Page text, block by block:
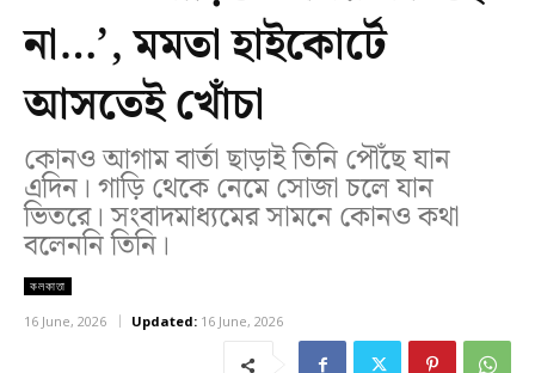
না…’, মমতা হাইকোর্টে
আসতেই খোঁচা
কোনও আগাম বার্তা ছাড়াই তিনি পৌঁছে যান
এদিন। গাড়ি থেকে নেমে সোজা চলে যান
ভিতরে। সংবাদমাধ্যমের সামনে কোনও কথা
বলেননি তিনি।
কলকাতা
16 June, 2026 Updated: 16 June, 2026